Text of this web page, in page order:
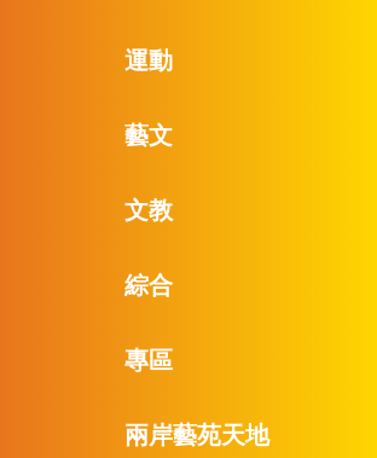
運動
藝文
文教
綜合
專區
兩岸藝苑天地